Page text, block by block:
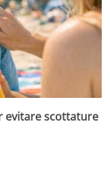
evitare scottature